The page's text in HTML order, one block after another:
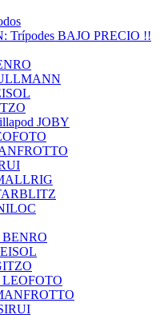
Trípodes BAJO PRECIO !!
JOBY
BENRO
LEOFOTO